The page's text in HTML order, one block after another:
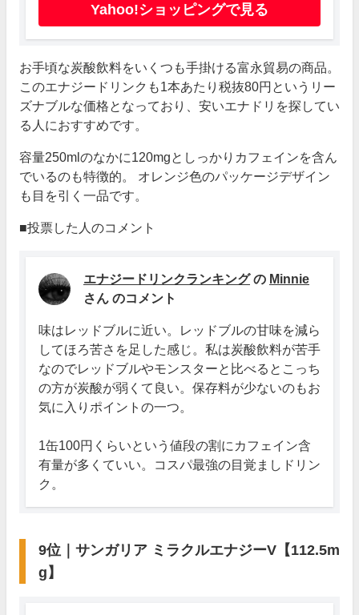
Yahoo!ショッピングで見る
お手頃な炭酸飲料をいくつも手掛ける富永貿易の商品。
このエナジードリンクも1本あたり税抜80円というリー
ズナブルな価格となっており、安いエナドリを探してい
る人におすすめです。
容量250mlのなかに120mgとしっかりカフェインを含ん
でいるのも特徴的。 オレンジ色のパッケージデザイン
も目を引く一品です。
■投票した人のコメント
エナジードリンクランキングの Minnie
さん のコメント
味はレッドブルに近い。レッドブルの甘味を減ら
してほろ苦さを足した感じ。私は炭酸飲料が苦手
なのでレッドブルやモンスターと比べるとこっち
の方が炭酸が弱くて良い。保存料が少ないのもお
気に入りポイントの一つ。
1缶100円くらいという値段の割にカフェイン含
有量が多くていい。コスパ最強の目覚ましドリン
ク。
9位｜サンガリア ミラクルエナジーV【112.5m
g】